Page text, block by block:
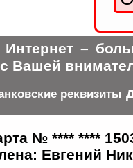
Интернет –
Вашей
реквизиты
№ **** ****
Евгений